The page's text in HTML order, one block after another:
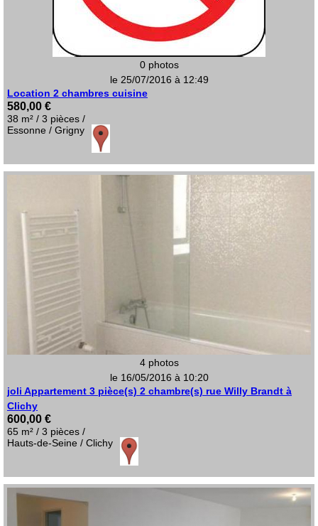
0 photos
le 25/07/2016 à 12:49
Location 2 chambres cuisine
580,00 €
38 m² / 3 pièces /
Essonne / Grigny
4 photos
le 16/05/2016 à 10:20
joli Appartement 3 pièce(s) 2 chambre(s) rue Willy Brandt à
Clichy
600,00 €
65 m² / 3 pièces /
Hauts-de-Seine / Clichy